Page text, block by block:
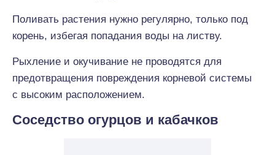
Поливать растения нужно регулярно, только под
корень, избегая попадания воды на листву.
Рыхление и окучивание не проводятся для
предотвращения повреждения корневой системы
с высоким расположением.
Соседство огурцов и кабачков